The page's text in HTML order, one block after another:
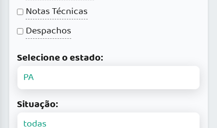
Notas Técnicas
Despachos
Selecione o estado:
Situação: